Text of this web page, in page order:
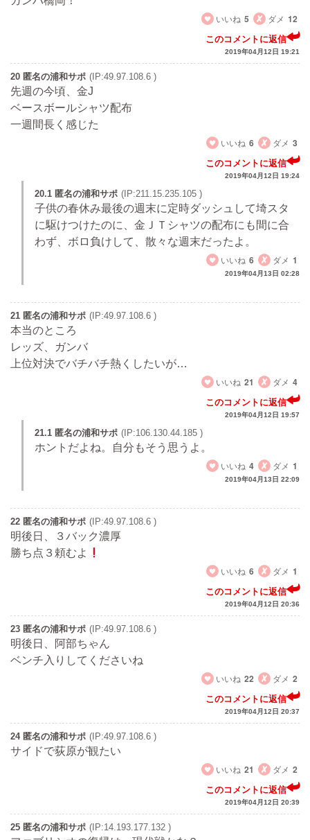
いいね 5 ダメ 12
このコメントに返信
2019年04月12日 19:21
20 匿名の浦和サポ (IP:49.97.108.6 )
先週の今頃、金J
ベースボールシャツ配布
一週間長く感じた
いいね 6 ダメ 3
このコメントに返信
2019年04月12日 19:24
20.1 匿名の浦和サポ (IP:211.15.235.105 )
子供の春休み最後の週末に定時ダッシュして埼スタ
に駆けつけたのに、金ＪＴシャツの配布にも間に合
わず、ボロ負けして、散々な週末だったよ。
いいね 6 ダメ 1
2019年04月13日 02:28
21 匿名の浦和サポ (IP:49.97.108.6 )
本当のところ
レッズ、ガンバ
上位対決でバチバチ熱くしたいが…
いいね 21 ダメ 4
このコメントに返信
2019年04月12日 19:57
21.1 匿名の浦和サポ (IP:106.130.44.185 )
ホントだよね。自分もそう思うよ。
いいね 4 ダメ 1
2019年04月13日 22:09
22 匿名の浦和サポ (IP:49.97.108.6 )
明後日、３バック濃厚
勝ち点３頼むよ
いいね 6 ダメ 1
このコメントに返信
2019年04月12日 20:36
23 匿名の浦和サポ (IP:49.97.108.6 )
明後日、阿部ちゃん
ベンチ入りしてくださいね
いいね 22 ダメ 2
このコメントに返信
2019年04月12日 20:37
24 匿名の浦和サポ (IP:49.97.108.6 )
サイドで荻原が観たい
いいね 21 ダメ 2
このコメントに返信
2019年04月12日 20:39
25 匿名の浦和サポ (IP:14.193.177.132 )